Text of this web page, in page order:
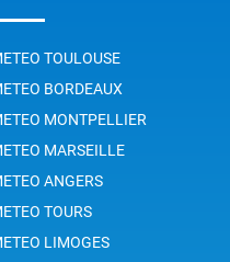
TOULOUSE
BORDEAUX
MONTPELLIER
MARSEILLE
ANGERS
TOURS
LIMOGES